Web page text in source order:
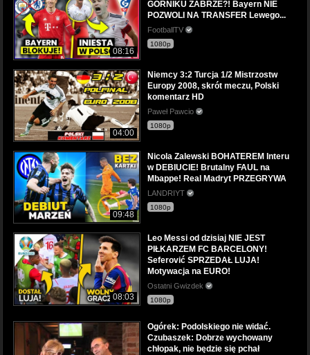
08:16
GÓRNIKU ZABRZE?! Bayern NIE
POZWOLI NA TRANSFER Lewego...
FootballTV
1080p
04:00
Niemcy 3:2 Turcja 1/2 Mistrzostw
Europy 2008, skrót meczu, Polski
komentarz HD
Paweł Pawcio
1080p
09:48
Nicola Zalewski BOHATEREM Interu
w DEBIUCIE! Brutalny FAUL na
Mbappe! Real Madryt PRZEGRYWA
LANDRIYT
1080p
08:03
Leo Messi od dzisiaj NIE JEST
PIŁKARZEM FC BARCELONY!
Seferović SPRZEDAŁ LUJA!
Motywacja na EURO!
Ostatni Gwizdek
1080p
Ogórek: Podolskiego nie widać.
Czubaszek: Dobrze wychowany
chłopak, nie będzie się pchał